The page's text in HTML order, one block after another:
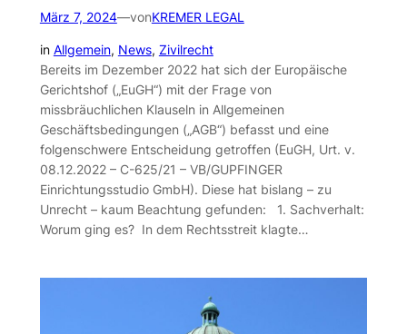
März 7, 2024—vonKREMER LEGAL
in Allgemein, News, Zivilrecht
Bereits im Dezember 2022 hat sich der Europäische
Gerichtshof („EuGH“) mit der Frage von
missbräuchlichen Klauseln in Allgemeinen
Geschäftsbedingungen („AGB“) befasst und eine
folgenschwere Entscheidung getroffen (EuGH, Urt. v.
08.12.2022 – C-625/21 – VB/GUPFINGER
Einrichtungsstudio GmbH). Diese hat bislang – zu
Unrecht – kaum Beachtung gefunden: 1. Sachverhalt:
Worum ging es? In dem Rechtsstreit klagte…